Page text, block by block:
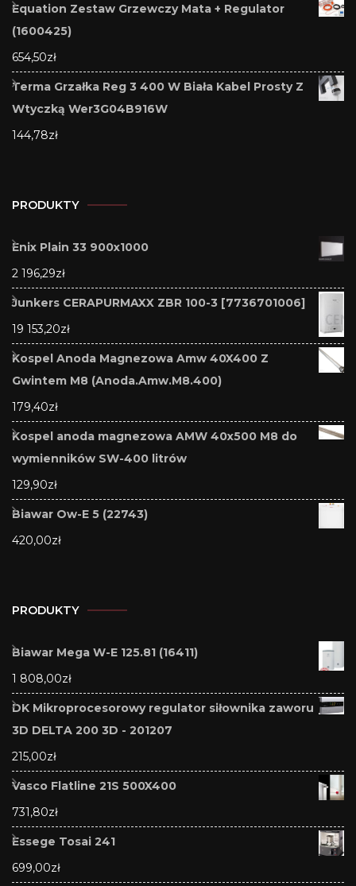
Equation Zestaw Grzewczy Mata + Regulator
(1600425)
654,50zł
Terma Grzałka Reg 3 400 W Biała Kabel Prosty Z
Wtyczką Wer3G04B916W
144,78zł
PRODUKTY
Enix Plain 33 900x1000
2 196,29zł
Junkers CERAPURMAXX ZBR 100-3 [7736701006]
19 153,20zł
Kospel Anoda Magnezowa Amw 40X400 Z
Gwintem M8 (Anoda.Amw.M8.400)
179,40zł
Kospel anoda magnezowa AMW 40x500 M8 do
wymienników SW-400 litrów
129,90zł
Biawar Ow-E 5 (22743)
420,00zł
PRODUKTY
Biawar Mega W-E 125.81 (16411)
1 808,00zł
DK Mikroprocesorowy regulator siłownika zaworu
3D DELTA 200 3D - 201207
215,00zł
Vasco Flatline 21S 500X400
731,80zł
Essege Tosai 241
699,00zł